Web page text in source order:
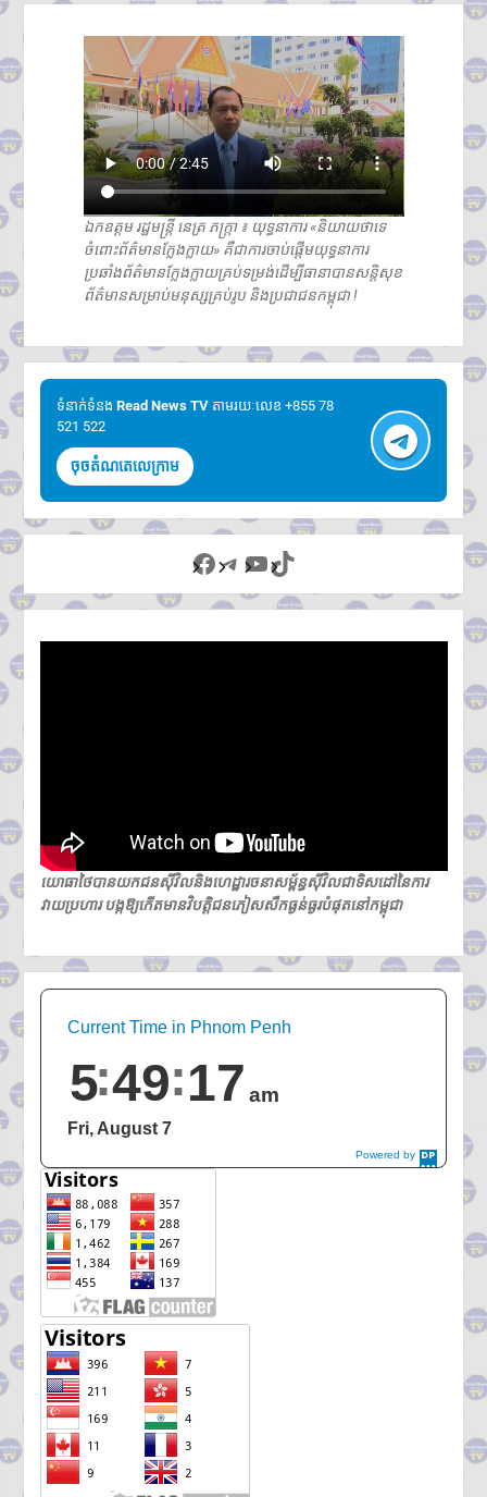
ឯកឧត្តម រដ្ឋមន្ត្រី នេត្រ ភក្រ្តា ៖ យុទ្ធនាការ «និយាយថាទេ
ចំពោះព័ត៌មានក្លែងក្លាយ» គឺជាការចាប់ផ្តើមយុទ្ធនាការ
ប្រឆាំងព័ត៌មានក្លែងក្លាយគ្រប់ទម្រង់ដើម្បីធានាបានសន្តិសុខ
ព័ត៌មានសម្រាប់មនុស្សគ្រប់រូប និងប្រជាជនកម្ពុជា !
ទំនាក់ទំនង​​ Read News TV តាមរយៈលេខ +855 78
521 522
ចុចតំណតេលេក្រាម
Facebook
Telegram
YouTube
TikTok
យោធាថៃបានយកជនស៊ីវិលនិងហេដ្ឋារចនាសម្ព័ន្ធស៊ីវិលជាទិសដៅនៃការ
វាយប្រហារ បង្កឱ្យកើតមានវិបត្តិជនភៀសសឹកធ្ងន់ធ្ងរបំផុតនៅកម្ពុជា
Powered by
DaysPedia.c
Current Time in Phnom Penh
5 49 18 am
Fri, August 7